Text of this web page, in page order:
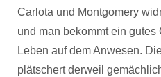
Carlota und Montgomery
und man bekommt ein gutes
Leben auf dem Anwesen.
plätschert derweil